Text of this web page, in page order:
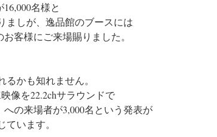
名様と
ましが、逸品館のブースには
客様にご来場賜りました。
かも知れません。
像を22.2chサラウンドで
の来場者が3,000名という発表が
います。